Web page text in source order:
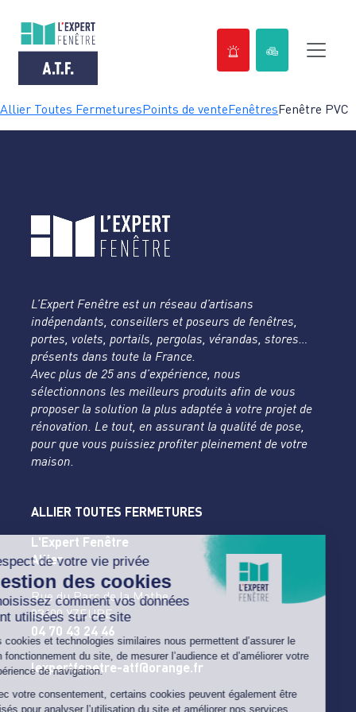
Passer
Allier Toutes FermeturesPoints de venteFenêtresFenêtre PVC
L’Expert Fenêtre est un réseau d’artisans
indépendants, conseillers et poseurs de fenêtres,
portes, volets, portails, pergolas, vérandas, stores…
présents dans toute la France.
Avec plus de 25 ans d’expérience, nous
sélectionnons les meilleurs produits afin de vous
proposer la solution la plus adaptée à votre projet de
rénovation. Le tout, en assurant la qualité de pose,
pour que vous puissiez profiter pleinement de votre
maison.
ALLIER TOUTES FERMETURES
L'Expert Fenêtre
Allier
Rue du Parc de la Mothe
03400 YZEURE
04 70 43 24 46
lexpertfenetre-atf@orange.fr